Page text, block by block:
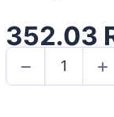
352.03